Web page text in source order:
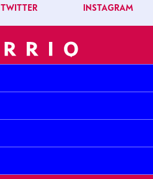
TWITTER INSTAGRAM